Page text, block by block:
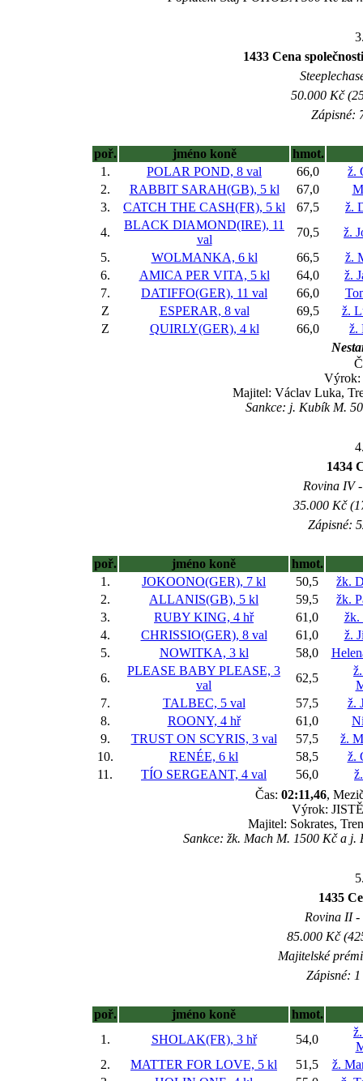
1433 Cena
50.000 Kč
Zápisné:
poř. jméno koně
hmot.
1.
POLAR POND, 8 val 66,0
ž.
2.
RABBIT SARAH(GB), 5 kl 67,0
3.
CATCH THE CASH(FR), 5 kl 67,5
ž.
4.
BLACK DIAMOND(IRE), 11
val
70,5
ž.
5.
WOLMANKA, 6 kl 66,5
ž.
6.
AMICA PER VITA, 5 kl 64,0
ž.
7.
DATIFFO(GER), 11 val 66,0
Z
ESPERAR, 8 val 69,5
ž.
Z
QUIRLY(GER), 4 kl 66,0
ž.
Výrok:
Majitel: Václav Luka,
Sankce: j. Kubík M.
1434
Rovina IV
35.000 Kč
Zápisné:
poř. jméno koně
hmot.
1.
JOKOONO(GER), 7 kl 50,5
žk.
2.
ALLANIS(GB), 5 kl 59,5
žk.
3.
RUBY KING, 4 hř 61,0
žk.
4.
CHRISSIO(GER), 8 val 61,0
ž.
5.
NOWITKA, 3 kl 58,0
6.
PLEASE BABY PLEASE, 3
val
62,5
7.
TALBEC, 5 val 57,5
ž.
8.
ROONY, 4 hř 61,0
9.
TRUST ON SCYRIS, 3 val 57,5
ž.
10.
RENÉE, 6 kl 58,5
ž.
11.
TÍO SERGEANT, 4 val 56,0
Čas: 02:11,46,
Výrok:
Majitel: Sokrates,
Sankce: žk. Mach M. 1500 Kč a
1435
Rovina II -
85.000 Kč
Majitelské
Zápisné:
poř. jméno koně
hmot.
1.
SHOLAK(FR), 3 hř 54,0
2.
MATTER FOR LOVE, 5 kl 51,5
ž.